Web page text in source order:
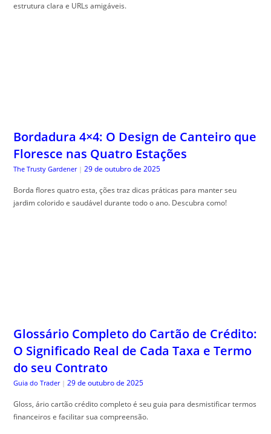
estrutura clara e URLs amigáveis.
Bordadura 4×4: O Design de Canteiro que
Floresce nas Quatro Estações
The Trusty Gardener | 29 de outubro de 2025
Borda flores quatro esta, ções traz dicas práticas para manter seu
jardim colorido e saudável durante todo o ano. Descubra como!
Glossário Completo do Cartão de Crédito:
O Significado Real de Cada Taxa e Termo
do seu Contrato
Guia do Trader | 29 de outubro de 2025
Gloss, ário cartão crédito completo é seu guia para desmistificar termos
financeiros e facilitar sua compreensão.